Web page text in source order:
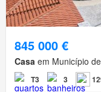
845 000 €
Casa em Município
T3 3